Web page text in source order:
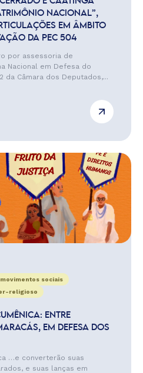
NACIONAL”,
EM ÂMBITO
DA PEC 504
por assessoria de
Nacional em Defesa do
da Câmara dos Deputados,...
sociais
religioso
ENTRE
EM DEFESA DOS
…e converterão suas
e suas lanças em